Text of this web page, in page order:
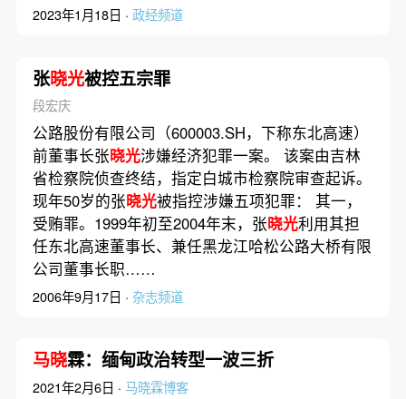
2023年1月18日 · 政经频道
张晓光被控五宗罪
段宏庆
公路股份有限公司（600003.SH，下称东北高速）
前董事长张晓光涉嫌经济犯罪一案。 该案由吉林
省检察院侦查终结，指定白城市检察院审查起诉。
现年50岁的张晓光被指控涉嫌五项犯罪： 其一，
受贿罪。1999年初至2004年末，张晓光利用其担
任东北高速董事长、兼任黑龙江哈松公路大桥有限
公司董事长职……
2006年9月17日 · 杂志频道
马晓霖：缅甸政治转型一波三折
2021年2月6日 · 马晓霖博客